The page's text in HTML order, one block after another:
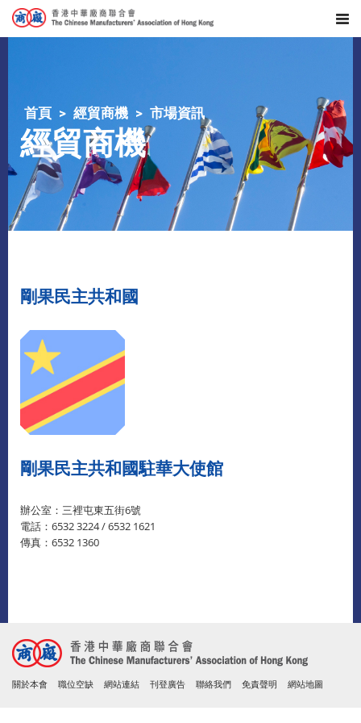
首頁 經貿商機 市場資訊
經貿商機
剛果民主共和國
剛果民主共和國駐華大使館
辦公室：三裡屯東五街6號
電話：6532 3224 / 6532 1621
傳真：6532 1360
關於本會 職位空缺 網站連結 刊登廣告 聯絡我們 免責聲明 網站地圖